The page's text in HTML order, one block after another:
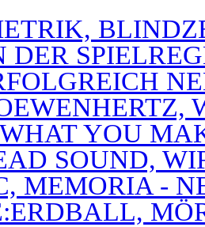
YOU
SOUND,
MEMORIA -